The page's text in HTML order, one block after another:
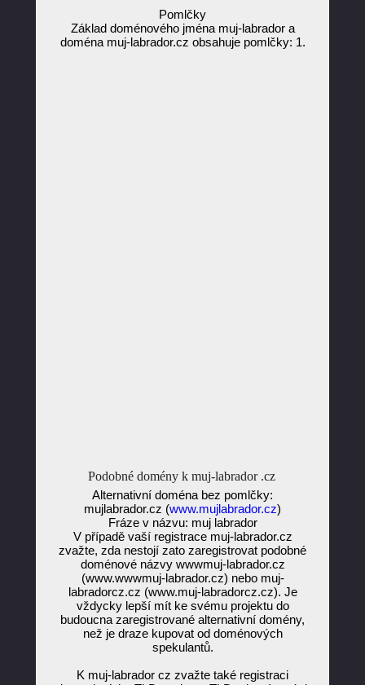
Pomlčky
Základ doménového jména muj-labrador a
doména muj-labrador.cz obsahuje pomlčky: 1.
Podobné domény k muj-labrador .cz
Alternativní doména bez pomlčky:
mujlabrador.cz (www.mujlabrador.cz)
Fráze v názvu: muj labrador
V případě vaší registrace muj-labrador.cz
zvažte, zda nestojí zato zaregistrovat podobné
doménové názvy wwwmuj-labrador.cz
(www.wwwmuj-labrador.cz) nebo muj-
labradorcz.cz (www.muj-labradorcz.cz). Je
vždycky lepší mít ke svému projektu do
budoucna zaregistrované alternativní domény,
než je draze kupovat od doménových
spekulantů.
K muj-labrador cz zvažte také registraci